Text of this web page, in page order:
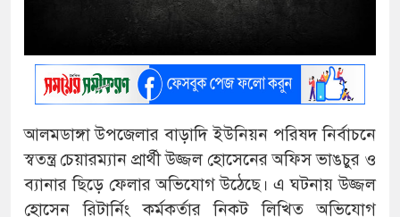
আলমডাঙ্গা উপজেলার বাড়াদি ইউনিয়ন পরিষদ নির্বাচনে
স্বতন্ত্র চেয়ারম্যান প্রার্থী উজ্জল হোসেনের অফিস ভাঙচুর ও
ব্যানার ছিড়ে ফেলার অভিযোগ উঠেছে। এ ঘটনায় উজ্জল
হোসেন রিটার্নিং কর্মকর্তার নিকট লিখিত অভিযোগ